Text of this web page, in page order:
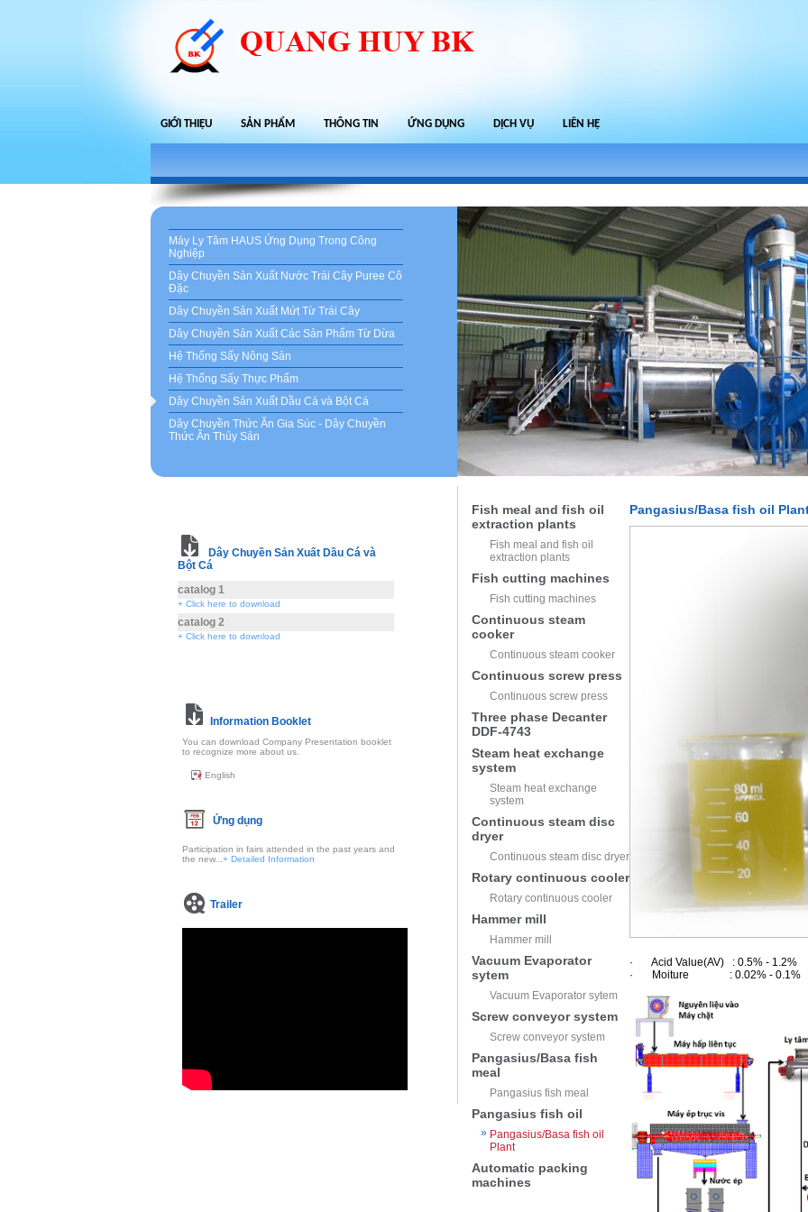
GIỚI THIỆU SẢN PHẨM THÔNG TIN ỨNG DỤNG DỊCH VỤ LIÊN HỆ
Máy Ly Tâm HAUS Ứng Dụng Trong Công
Nghiệp
Dây Chuyền Sản Xuất Nước Trái Cây Puree Cô
Đặc
Dây Chuyền Sản Xuất Mứt Từ Trái Cây
Dây Chuyền Sản Xuất Các Sản Phẩm Từ Dừa
Hệ Thống Sấy Nông Sản
Hệ Thống Sấy Thực Phẩm
Dây Chuyền Sản Xuất Dầu Cá và Bột Cá
Dây Chuyền Thức Ăn Gia Súc - Dây Chuyền
Thức Ăn Thủy Sản
Dây Chuyền Sản Xuất Dầu Cá và
Bột Cá
catalog 1
+ Click here to download
catalog 2
+ Click here to download
Information Booklet
You can download Company Presentation booklet
to recognize more about us.
English
Ứng dụng
Participation in fairs attended in the past years and
the new... + Detailed Information
Trailer
Fish meal and fish oil
extraction plants
Fish meal and fish oil
extraction plants
Fish cutting machines
Fish cutting machines
Continuous steam
cooker
Continuous steam cooker
Continuous screw press
Continuous screw press
Three phase Decanter
DDF-4743
Steam heat exchange
system
Steam heat exchange
system
Continuous steam disc
dryer
Continuous steam disc dryer
Rotary continuous cooler
Rotary continuous cooler
Hammer mill
Hammer mill
Vacuum Evaporator
sytem
Vacuum Evaporator sytem
Screw conveyor system
Screw conveyor system
Pangasius/Basa fish
meal
Pangasius fish meal
Pangasius fish oil
Pangasius/Basa fish oil
Plant
Automatic packing
machines
Pangasius/Basa fish oil
· Acid Value(AV) : 0.5% - 1.2%
· Moiture : 0.02% - 0.1%